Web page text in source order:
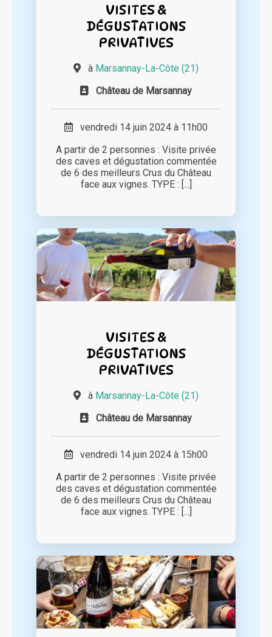
VISITES &
DÉGUSTATIONS
PRIVATIVES
à Marsannay-La-Côte (21)
Château de Marsannay
vendredi 14 juin 2024 à 11h00
A partir de 2 personnes : Visite privée
des caves et dégustation commentée
de 6 des meilleurs Crus du Château
face aux vignes. TYPE : [...]
VISITES &
DÉGUSTATIONS
PRIVATIVES
à Marsannay-La-Côte (21)
Château de Marsannay
vendredi 14 juin 2024 à 15h00
A partir de 2 personnes : Visite privée
des caves et dégustation commentée
de 6 des meilleurs Crus du Château
face aux vignes. TYPE : [...]